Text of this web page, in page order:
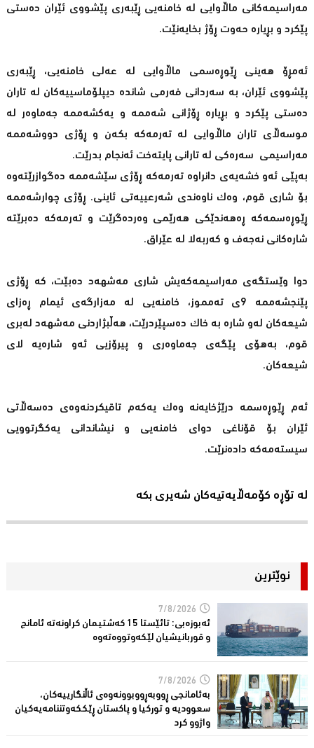
مەراسیمەكانی ماڵاوایی لە خامنەیی ڕێبەری پێشووی ئێران دەستی
پێكرد و بڕیارە حەوت ڕۆژ بخایەنێت.
ئەمڕۆ هەینی ڕێوڕەسمی ماڵاوایی لە عەلی خامنەیی، ڕێبەری
پێشووی ئێران، بە سەردانی فەرمی شاندە دیپلۆماسییەكان لە تاران
دەستی پێكرد و بڕیارە ڕۆژانی شەممە و یەكشەممە جەماوەر لە
موسەڵای تاران ماڵاوایی لە تەرمەكە بكەن و ڕۆژی دووشەممە
مەراسیمی سەرەكی لە تارانی پایتەخت ئەنجام بدرێت.
بەپێی ئەو خشەیەی دانراوە تەرمەكە ڕۆژی سێشەممە دەگوازرێتەوە
بۆ شاری قوم، وەك ناوەندی شەرعییەتی ئاینی. ڕۆژی چوارشەممە
ڕێوڕەسمەكە ڕەهەندێكی هەرێمی وەردەگرێت و تەرمەكە دەبرێتە
شارەكانی نەجەف و كەربەلا لە عێراق.
دوا وێستگەی مەراسیمەكەیش شاری مەشهەد دەبێت، كە ڕۆژی
پێنجشەممە 9ی تەمموز، خامنەیی لە مەزارگەی ئیمام ڕەزای
شیعەكان لەو شارە بە خاك دەسپێردرێت، هەڵبژاردنی مەشهەد لەبری
قوم، بەهۆی پێگەی جەماوەری و پیرۆزیی ئەو شارەیە لای
شیعەكان.
ئەم ڕێوڕەسمە درێژخایەنە وەك یەكەم تاقیكردنەوەی دەسەڵاتی
ئێران بۆ قۆناغی دوای خامنەیی و نیشاندانی یەكگرتوویی
سیستەمەكە دادەنرێت.
لە تۆڕە کۆمەڵایەتیەکان شەیری بکە
نوێترین
7/8/2026
ئەبوزەبی: تائێستا 15 كەشتیمان كراونەتە ئامانج
و قوربانیشیان لێكەوتووەتەوە
7/8/2026
بەئامانجی ڕووبەڕووبوونەوەی ئاڵنگارییەكان،
سعوودیە و توركیا و پاكستان ڕێككەوتننامەیەکیان
واژوو كرد